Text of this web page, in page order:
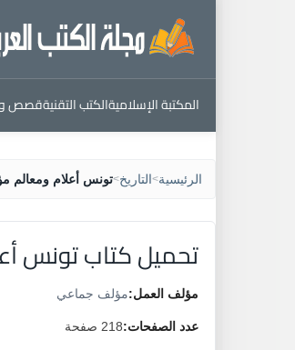
المكتبة الإسلاميةالكتب التقنيةقصص و
الرئيسية>التاريخ>تونس أعلام ومعالم
تحميل كتاب تونس
مؤلف العمل:مؤلف جماعي
عدد الصفحات:218 صفحة